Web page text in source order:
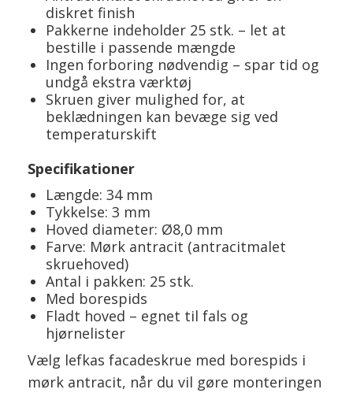
diskret finish
Pakkerne indeholder 25 stk. – let at
bestille i passende mængde
Ingen forboring nødvendig – spar tid og
undgå ekstra værktøj
Skruen giver mulighed for, at
beklædningen kan bevæge sig ved
temperaturskift
Specifikationer
Længde: 34 mm
Tykkelse: 3 mm
Hoved diameter: Ø8,0 mm
Farve: Mørk antracit (antracitmalet
skruehoved)
Antal i pakken: 25 stk.
Med borespids
Fladt hoved – egnet til fals og
hjørnelister
Vælg lefkas facadeskrue med borespids i
mørk antracit, når du vil gøre monteringen